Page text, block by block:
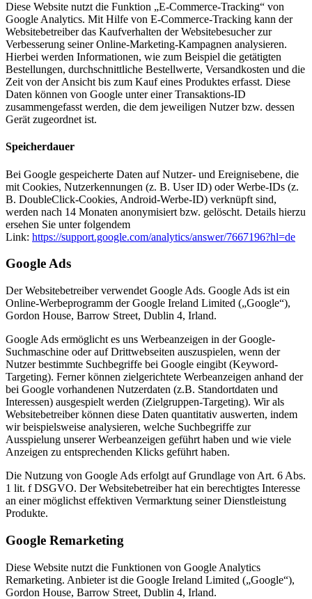
Diese Website nutzt die Funktion „E-Commerce-Tracking“ von
Google Analytics. Mit Hilfe von E-Commerce-Tracking kann der
Websitebetreiber das Kaufverhalten der Websitebesucher zur
Verbesserung seiner Online-Marketing-Kampagnen analysieren.
Hierbei werden Informationen, wie zum Beispiel die getätigten
Bestellungen, durchschnittliche Bestellwerte, Versandkosten und die
Zeit von der Ansicht bis zum Kauf eines Produktes erfasst. Diese
Daten können von Google unter einer Transaktions-ID
zusammengefasst werden, die dem jeweiligen Nutzer bzw. dessen
Gerät zugeordnet ist.
Speicherdauer
Bei Google gespeicherte Daten auf Nutzer- und Ereignisebene, die
mit Cookies, Nutzerkennungen (z. B. User ID) oder Werbe-IDs (z.
B. DoubleClick-Cookies, Android-Werbe-ID) verknüpft sind,
werden nach 14 Monaten anonymisiert bzw. gelöscht. Details hierzu
ersehen Sie unter folgendem
Link: https://support.google.com/analytics/answer/7667196?hl=de
Google Ads
Der Websitebetreiber verwendet Google Ads. Google Ads ist ein
Online-Werbeprogramm der Google Ireland Limited („Google“),
Gordon House, Barrow Street, Dublin 4, Irland.
Google Ads ermöglicht es uns Werbeanzeigen in der Google-
Suchmaschine oder auf Drittwebseiten auszuspielen, wenn der
Nutzer bestimmte Suchbegriffe bei Google eingibt (Keyword-
Targeting). Ferner können zielgerichtete Werbeanzeigen anhand der
bei Google vorhandenen Nutzerdaten (z.B. Standortdaten und
Interessen) ausgespielt werden (Zielgruppen-Targeting). Wir als
Websitebetreiber können diese Daten quantitativ auswerten, indem
wir beispielsweise analysieren, welche Suchbegriffe zur
Ausspielung unserer Werbeanzeigen geführt haben und wie viele
Anzeigen zu entsprechenden Klicks geführt haben.
Die Nutzung von Google Ads erfolgt auf Grundlage von Art. 6 Abs.
1 lit. f DSGVO. Der Websitebetreiber hat ein berechtigtes Interesse
an einer möglichst effektiven Vermarktung seiner Dienstleistung
Produkte.
Google Remarketing
Diese Website nutzt die Funktionen von Google Analytics
Remarketing. Anbieter ist die Google Ireland Limited („Google“),
Gordon House, Barrow Street, Dublin 4, Irland.